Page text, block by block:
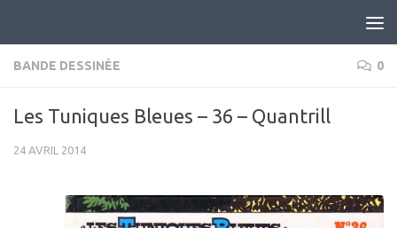
BANDE DESSINÉE 0
Les Tuniques Bleues – 36 – Quantrill
24 AVRIL 2014